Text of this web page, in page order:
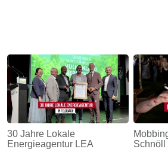
30 Jahre Lokale
Energieagentur LEA
Schnöll